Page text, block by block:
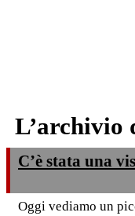
L’archivio
C’è stata una
Oggi vediamo un